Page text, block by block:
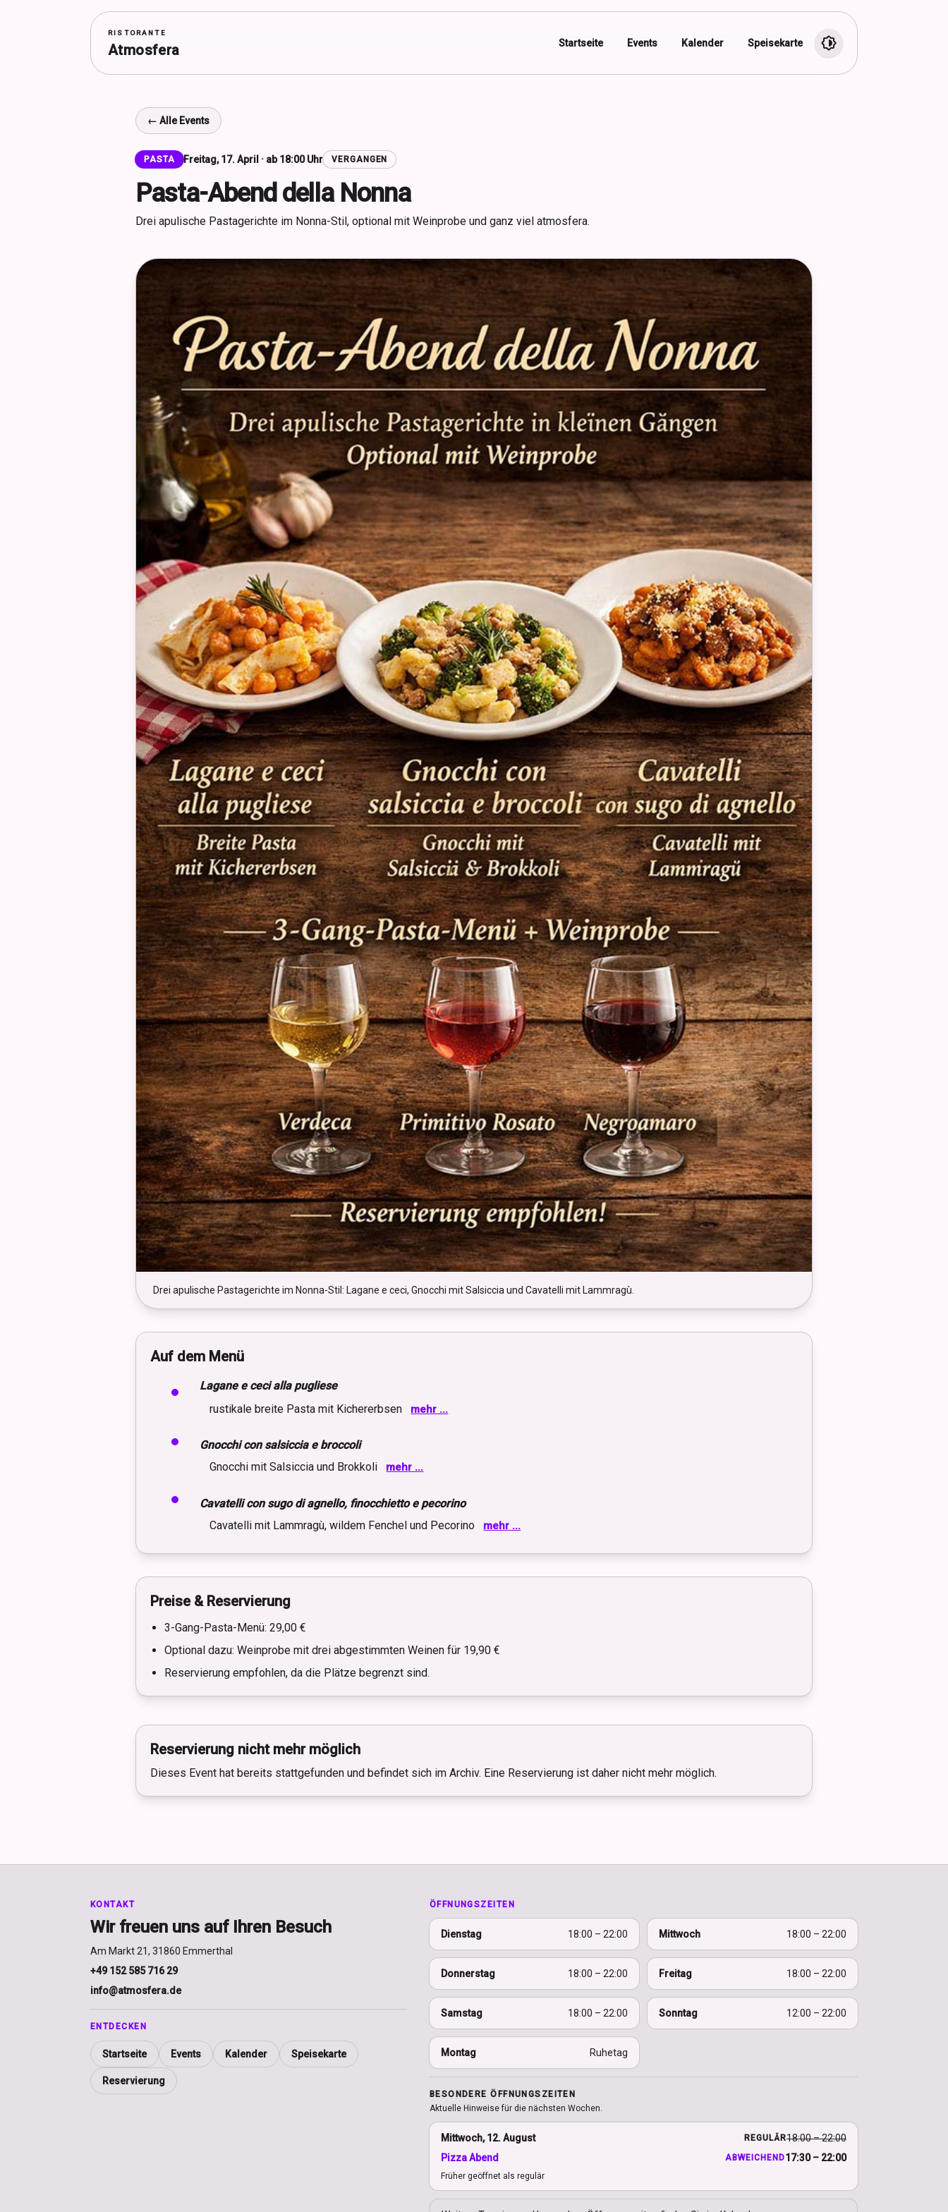
RISTORANTE
Atmosfera Startseite Events Kalender Speisekarte
← Alle Events
PASTA Freitag, 17. April · ab 18:00 Uhr VERGANGEN
Pasta-Abend della Nonna
Drei apulische Pastagerichte im Nonna-Stil, optional mit Weinprobe und ganz viel atmosfera.
Drei apulische Pastagerichte im Nonna-Stil: Lagane e ceci, Gnocchi mit Salsiccia und Cavatelli mit Lammragù.
Auf dem Menü
Lagane e ceci alla pugliese
rustikale breite Pasta mit Kichererbsen
mehr ...
Apulien klassisch mit Hülsenfrüchten serviert werden, weil ihre raue Oberfläche cremige Saucen besonders gut aufnimmt.
Gnocchi con salsiccia e broccoli
Gnocchi mit Salsiccia und Brokkoli
mehr ...
sehr kurz gekocht und sind durch ihre weiche, dichte Struktur besonders gut für kräftige Saucen geeignet, die sich an den feinen Rillen festsetzen.
Cavatelli con sugo di agnello, finocchietto e pecorino
Cavatelli mit Lammragù, wildem Fenchel und Pecorino
mehr ...
Preise & Reservierung
3-Gang-Pasta-Menü: 29,00 €
Optional dazu: Weinprobe mit drei abgestimmten Weinen für 19,90 €
Reservierung empfohlen, da die Plätze begrenzt sind.
Reservierung nicht mehr möglich
Dieses Event hat bereits stattgefunden und befindet sich im Archiv. Eine Reservierung ist daher nicht mehr möglich.
KONTAKT
Wir freuen uns auf Ihren Besuch
Am Markt 21, 31860 Emmerthal
+49 152 585 716 29
info@atmosfera.de
ENTDECKEN
Startseite Events Kalender Speisekarte
Reservierung
ÖFFNUNGSZEITEN
Dienstag 18:00 – 22:00 Mittwoch 18:00 – 22:00
Donnerstag 18:00 – 22:00 Freitag 18:00 – 22:00
Samstag 18:00 – 22:00 Sonntag 12:00 – 22:00
Montag Ruhetag
BESONDERE ÖFFNUNGSZEITEN
Aktuelle Hinweise für die nächsten Wochen.
Mittwoch, 12. August REGULÄR18:00 – 22:00
Pizza Abend
ABWEICHEND17:30 – 22:00
Früher geöffnet als regulär